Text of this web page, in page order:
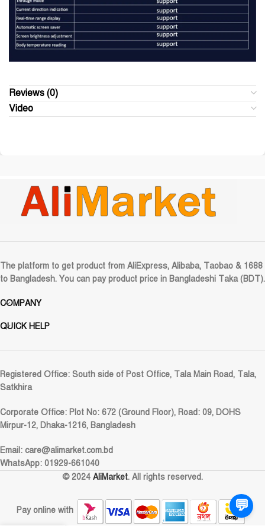
Reviews (0)
Video
The platform to get product from AliExpress, Alibaba, Taobao & 1688
to Bangladesh. You can pay product price in Bangladeshi Taka (BDT).
COMPANY
QUICK HELP
Registered Office: South side of Post Office, Tala Main Road, Tala,
Satkhira
Corporate Office: Plot No: 672 (Ground Floor), Road: 09, DOHS
Mirpur-12, Dhaka-1216, Bangladesh
Email: care@alimarket.com.bd
WhatsApp: 01929-661040
© 2024 AliMarket. All rights reserved.
Pay online with 💬